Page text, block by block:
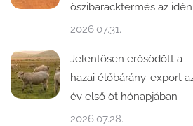
őszibaracktermés az idén
2026.07.31.
Jelentősen erősödött a
hazai élőbárány-export
év első öt hónapjában
2026.07.28.